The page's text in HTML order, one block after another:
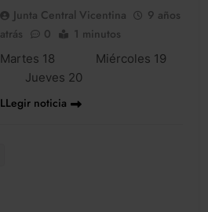
Junta Central Vicentina
9 años
atrás
0 1 minutos
Martes 18 Miércoles 19
Jueves 20
LLegir noticia